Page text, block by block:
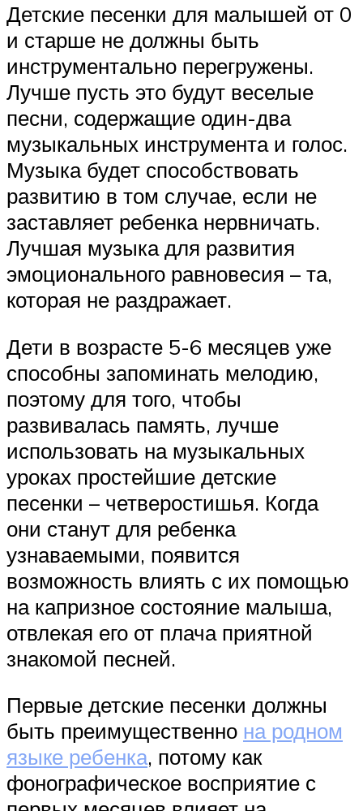
Детские песенки для малышей от 0
и старше не должны быть
инструментально перегружены.
Лучше пусть это будут веселые
песни, содержащие один-два
музыкальных инструмента и голос.
Музыка будет способствовать
развитию в том случае, если не
заставляет ребенка нервничать.
Лучшая музыка для развития
эмоционального равновесия – та,
которая не раздражает.
Дети в возрасте 5-6 месяцев уже
способны запоминать мелодию,
поэтому для того, чтобы
развивалась память, лучше
использовать на музыкальных
уроках простейшие детские
песенки – четверостишья. Когда
они станут для ребенка
узнаваемыми, появится
возможность влиять с их помощью
на капризное состояние малыша,
отвлекая его от плача приятной
знакомой песней.
Первые детские песенки должны
быть преимущественно на родном
языке ребенка, потому как
фонографическое восприятие с